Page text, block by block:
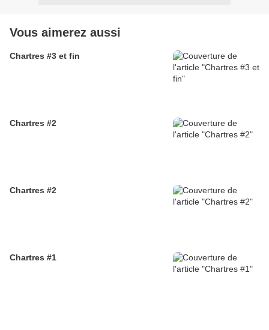
Vous aimerez aussi
Chartres #3 et fin
Chartres #2
Chartres #2
Chartres #1